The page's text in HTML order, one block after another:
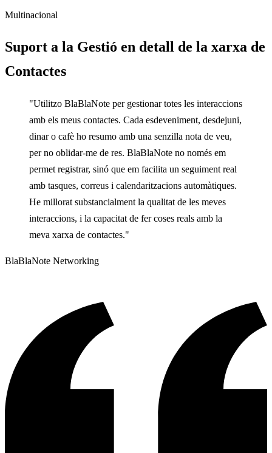
Multinacional
Suport a la Gestió en detall de la xarxa de
Contactes
"Utilitzo BlaBlaNote per gestionar totes les interaccions
amb els meus contactes. Cada esdeveniment, desdejuni,
dinar o cafè ho resumo amb una senzilla nota de veu,
per no oblidar-me de res. BlaBlaNote no només em
permet registrar, sinó que em facilita un seguiment real
amb tasques, correus i calendaritzacions automàtiques.
He millorat substancialment la qualitat de les meves
interaccions, i la capacitat de fer coses reals amb la
meva xarxa de contactes."
BlaBlaNote Networking